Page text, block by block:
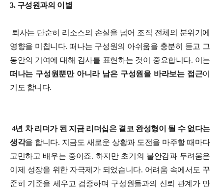
3. 구성원과의 이별
퇴사는 단순히 리소스의 손실을 넘어 조직 전체의 분위기에
영향을 미칩니다. 떠나는 구성원의 아쉬움을 충분히 듣고 그
동안의 기여에 대해 감사를 표현하는 것이 중요합니다. 이는
떠나는 구성원뿐만 아니라 남은 구성원을 바라보는 접근이
기도 합니다.
4년 차 리더가 된 지금 리더십은 결코 완성형이 될 수 없다는
생각을 합니다. 지금도 새로운 상황과 도전을 마주할 때마다
고민하고 배우는 중이죠. 하지만 초기의 불안감과 두려움은
이제 성장을 위한 자극제가 되었습니다. 어려움 속에서도 꾸
준히 기준을 세우고 검증하며 구성원들과의 신뢰 관계가 만